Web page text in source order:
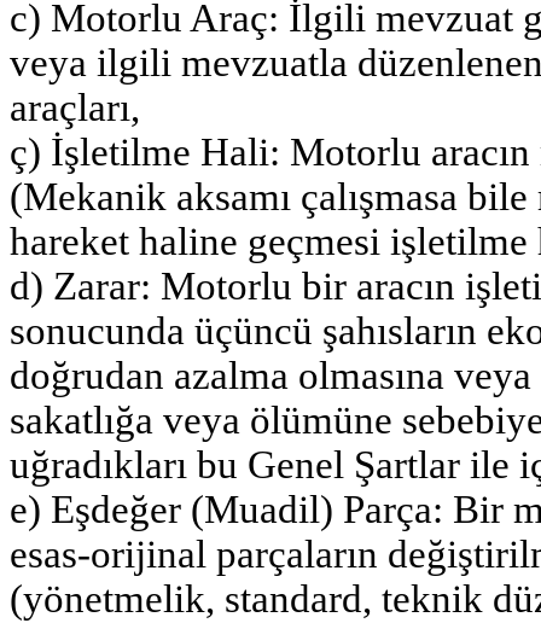
c) Motorlu Araç: İlgili mevzuat
veya ilgili mevzuatla
araçları,
ç) İşletilme Hali: Motorlu aracın
(Mekanik aksamı çalışmasa
hareket haline geçmesi
d) Zarar: Motorlu bir aracın
sonucunda üçüncü şahısların
doğrudan azalma olmasına
sakatlığa veya ölümüne
uğradıkları bu Genel Şartlar ile
e) Eşdeğer (Muadil) Parça: Bir
esas-orijinal parçaların
(yönetmelik, standard, teknik